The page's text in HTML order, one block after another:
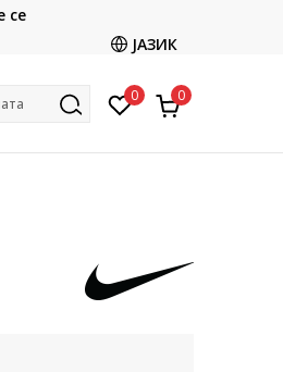
во продавницата
се
ЈАЗИК
0 0